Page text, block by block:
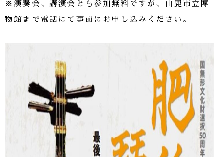
※演奏会、講演会とも参加無料ですが、山鹿市立博
物館まで電話にて事前にお申し込みください。